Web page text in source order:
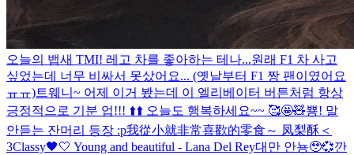
오늘의 뱁새 TMI! 레고 차를 좋아하는 테나...원래 F1 차 사고
싶었는데 너무 비싸서 못샀어요... (옛날부터 F1 짱 팬이였어요
ㅠㅠ)트웨니~ 어제 이거 봤는데 이 엘리베이터 버튼처럼 항상
긍정적으로 기분 업!!! ⬆️⬆️ 오늘도 행복하세요~~ 🥰🤩🧸뿅! 말
안듣는 잔머리 등장 :p我從小就非常喜歡的零食～ 凤梨酥＜
3Classy🖤🤍 Young and beautiful - Lana Del Rey대만 안뇽🥹💞깐